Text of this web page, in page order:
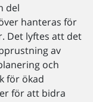
del
hanteras för
Det lyftes att det
av
och
för ökad
för att bidra